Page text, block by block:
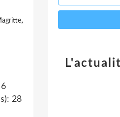
,
28